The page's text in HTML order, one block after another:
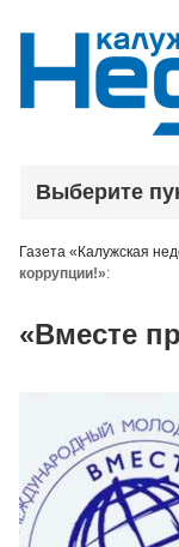
Выберите
Газета «Калужская
коррупции!»:
«Вместе